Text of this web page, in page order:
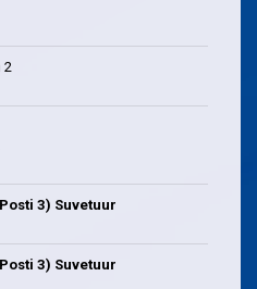
2
3) Suvetuur
3) Suvetuur